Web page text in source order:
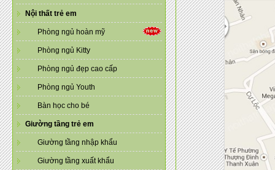
Nội thất trẻ em
Phòng ngủ hoàn mỹ
Phòng ngủ Kitty
Phòng ngủ đẹp cao cấp
Phòng ngủ Youth
Bàn học cho bé
Giường tầng trẻ em
Giường tầng nhập khẩu
Giường tầng xuất khẩu